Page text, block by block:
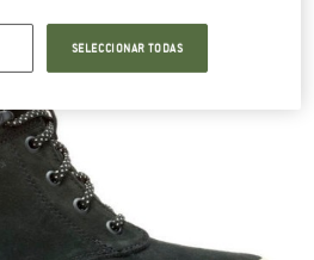
SELECCIONAR TODAS